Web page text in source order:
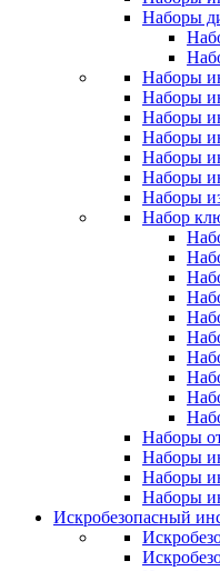
Наборы
Наборы
Наборы
Наборы
Наборы
Наборы
Наборы
Наборы
Набор
Наборы
Наборы
Наборы
Наборы
Искробезопасный